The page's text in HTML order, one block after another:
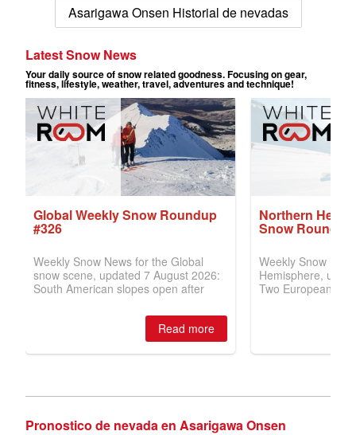
Asarigawa Onsen Historial de nevadas
Pronostico de nevada en Asarigawa Onsen